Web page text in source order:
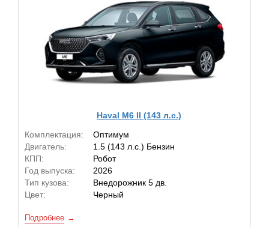
Haval M6 II (143 л.с.)
Комплектация:
Оптимум
Двигатель:
1.5 (143 л.с.) Бензин
КПП:
Робот
Год выпуска:
2026
Тип кузова:
Внедорожник 5 дв.
Цвет:
Черный
Подробнее